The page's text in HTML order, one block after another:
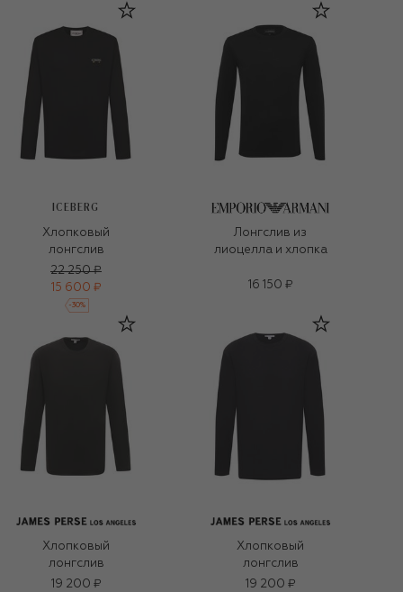
ICEBERG
Хлопковый
лонгслив
22 250 ₽
15 600 ₽
-30%
Лонгслив из
лиоцелла и хлопка
16 150 ₽
Хлопковый
лонгслив
19 200 ₽
Хлопковый
лонгслив
19 200 ₽